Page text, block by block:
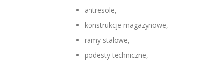
antresole,
konstrukcje magazynowe,
ramy stalowe,
podesty techniczne,